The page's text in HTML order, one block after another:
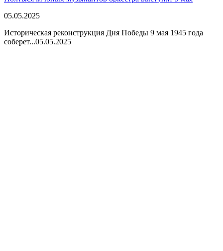
05.05.2025
Историческая реконструкция Дня Победы 9 мая 1945 года
соберет...05.05.2025